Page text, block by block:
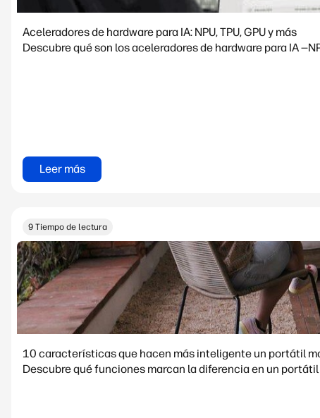
Aceleradores de hardware para IA: NPU, TPU, GPU y más
Descubre qué son los aceleradores de hardware para IA
Leer más
9 Tiempo de lectura
10 características que hacen más inteligente un portátil
Descubre